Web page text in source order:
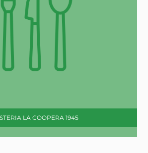
LA COOPERA 1945